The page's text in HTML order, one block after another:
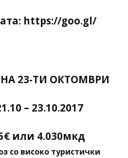
https://goo.gl/
23-ТИ ОКТОМВРИ
– 23.10.2017
или 4.030мкд
со високо туристички